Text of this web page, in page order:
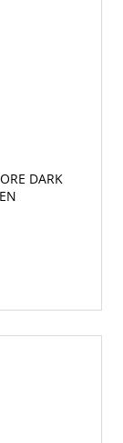
DARK